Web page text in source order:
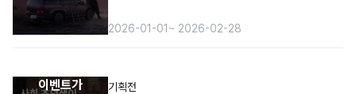
2026-01-01 ~ 2026-02-28
이벤트가
기획전